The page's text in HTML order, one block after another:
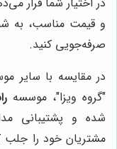
و قیمت مناسب، به
صرفه‌جویی کنید.
در مقایسه با سایر
"گروه ویزا"، موسسه
شده و پشتیبانی
مشتریان خود را